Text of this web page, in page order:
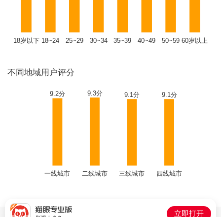
18岁以下 18~24 25~29 30~34 35~39 40~49 50~59 60岁以上
不同地域用户评分
一线城市 二线城市 三线城市 四线城市
9.2分 9.3分 9.1分 9.1分
立即打开